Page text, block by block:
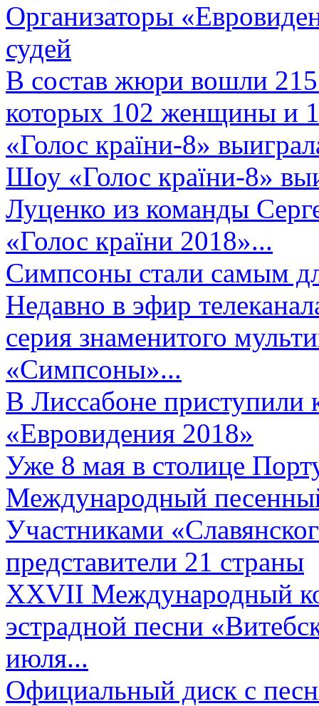
Организаторы
судей
В состав жюри вошли 215
которых 102 женщины и
«Голос країни-8»
Шоу «Голос країни-8»
Луценко из команды
«Голос країни 2018»...
Симпсоны стали самым
Недавно в эфир
серия знаменитого
«Симпсоны»...
В Лиссабоне приступили
«Евровидения 2018»
Уже 8 мая в столице
Международный
Участниками
представители 21 страны
XXVII Международный
эстрадной песни
июля...
Официальный диск с